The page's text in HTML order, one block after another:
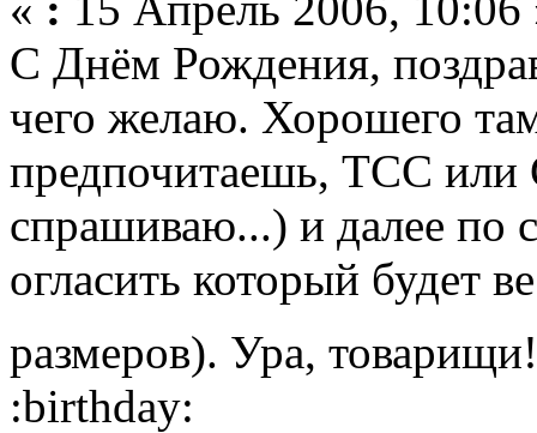
С Днём Рождения,
чего желаю. Хорошего
предпочитаешь, ТСС или
спрашиваю...) и далее по
огласить который будет
размеров). Ура,
:birthday: